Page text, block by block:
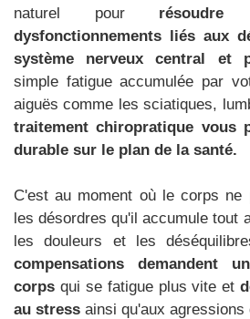
naturel pour résoudre
dysfonctionnements liés aux
système nerveux central et
simple fatigue accumulée par
aiguës comme les sciatiques,
traitement chiropratique vous
durable sur le plan de la santé.
C'est au moment où le corps ne
les désordres qu'il accumule tout
les douleurs et les
compensations demandent
corps qui se fatigue plus vite et
au stress ainsi qu'aux agressions